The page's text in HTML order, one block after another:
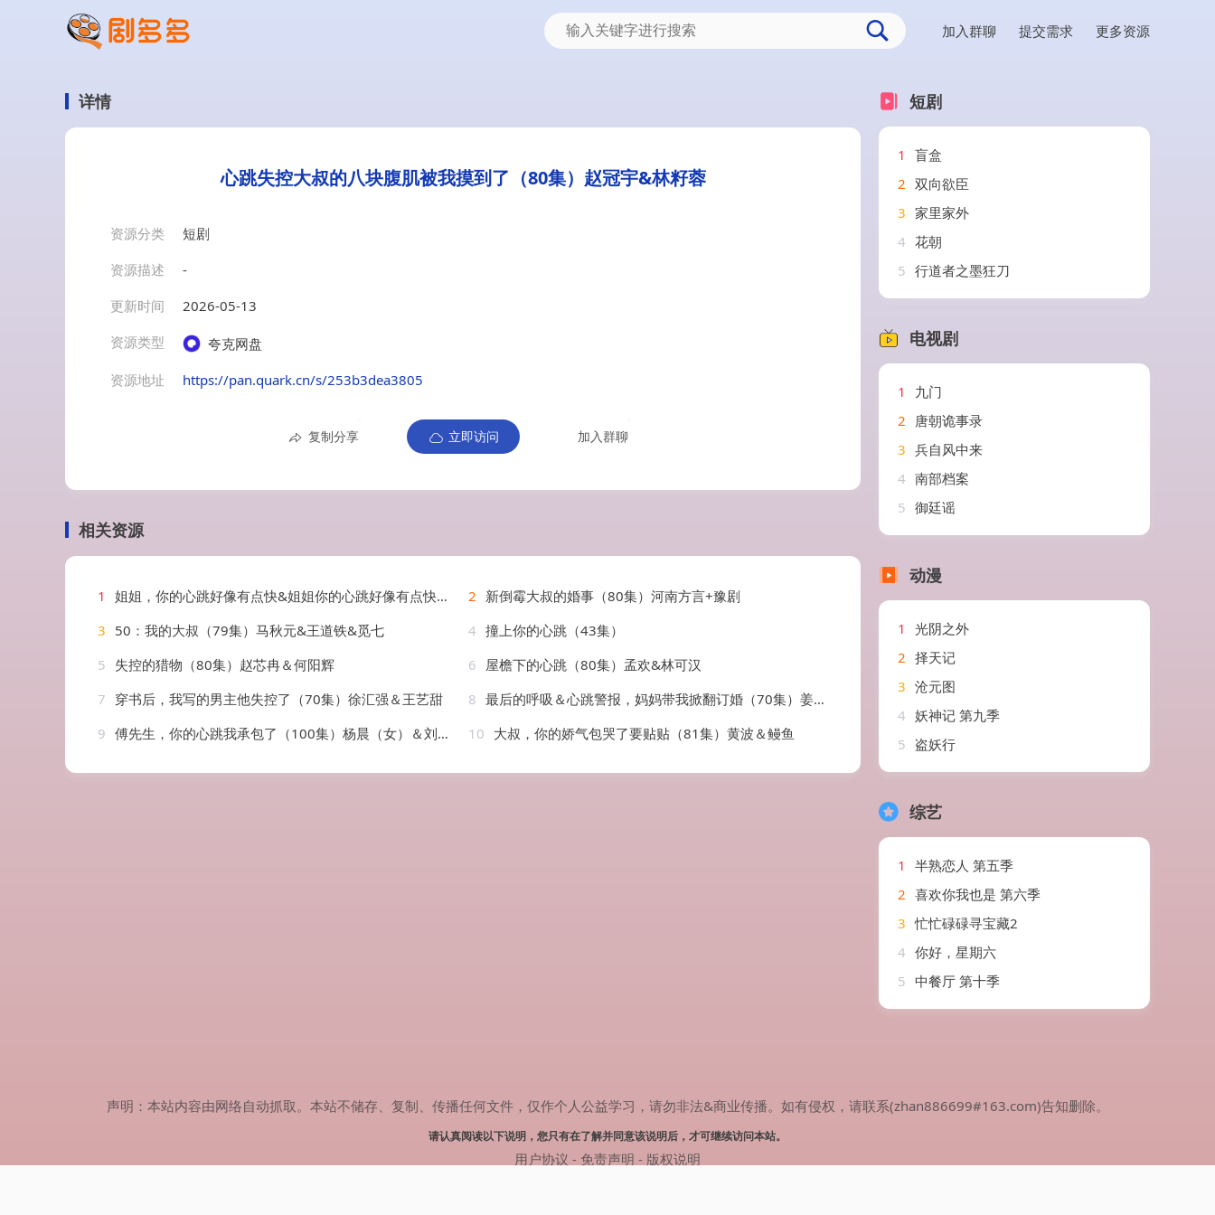
加入群聊 提交需求 更多资源
详情
心跳失控大叔的八块腹肌被我摸到了（80集）赵冠宇&林籽蓉
资源分类
短剧
资源描述
-
更新时间
2026-05-13
资源类型
夸克网盘
资源地址
https://pan.quark.cn/s/253b3dea3805
复制分享 立即访问 加入群聊
相关资源
1 姐姐，你的心跳好像有点快&姐姐你的心跳好像有点快（44集）AI短剧 2 新倒霉大叔的婚事（80集）河南方言+豫剧
3 50：我的大叔（79集）马秋元&王道铁&觅七 4 撞上你的心跳（43集）
5 失控的猎物（80集）赵芯冉＆何阳辉 6
屋檐下的心跳（80集）孟欢&林可汉
7 穿书后，我写的男主他失控了（70集）徐汇强＆王艺甜 8 最后的呼吸＆心跳警报，妈妈带我掀翻订婚（70集）姜昊旻&张祥玥
9 傅先生，你的心跳我承包了（100集）杨晨（女）＆刘渝展 10 大叔，你的娇气包哭了要贴贴（81集）黄波＆鳗鱼
短剧
1
盲盒
2 双向欲臣
3 家里家外
4 花朝
5 行道者之墨狂刀
电视剧
1
九门
2 唐朝诡事录
3 兵自风中来
4 南部档案
5 御廷谣
动漫
1
光阴之外
2 择天记
3 沧元图
4 妖神记 第九季
5 盗妖行
综艺
1
半熟恋人 第五季
2 喜欢你我也是 第六季
3 忙忙碌碌寻宝藏2
4 你好，星期六
5 中餐厅 第十季
声明：本站内容由网络自动抓取。本站不储存、复制、传播任何文件，仅作个人公益学习，请勿非法&商业传播。如有侵权，请联系(zhan886699#163.com)告知删除。
请认真阅读以下说明，您只有在了解并同意该说明后，才可继续访问本站。
用户协议 - 免责声明 - 版权说明